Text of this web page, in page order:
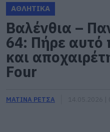
ΑΘΛΗΤΙΚΑ
Βαλένθια –
64: Πήρε αυτό
και
Four
ΜΑΤΙΝΑ ΡΕΤΣΑ